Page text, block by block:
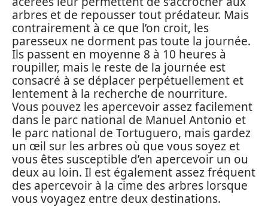
arbres et de repousser tout prédateur. Mais
contrairement à ce que l’on croit, les
paresseux ne dorment pas toute la journée.
Ils passent en moyenne 8 à 10 heures à
roupiller, mais le reste de la journée est
consacré à se déplacer perpétuellement et
lentement à la recherche de nourriture.
Vous pouvez les apercevoir assez facilement
dans le parc national de Manuel Antonio et
le parc national de Tortuguero, mais gardez
un œil sur les arbres où que vous soyez et
vous êtes susceptible d’en apercevoir un ou
deux au loin. Il est également assez fréquent
des apercevoir à la cime des arbres lorsque
vous voyagez entre deux destinations.